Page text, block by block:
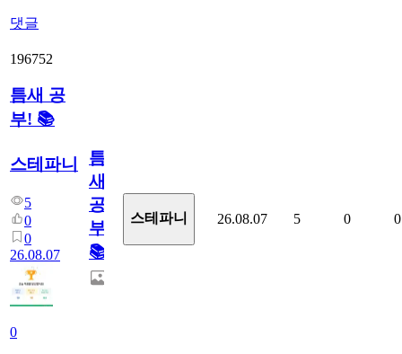
댓글
196752
틈새 공
부! 📚
스테파니
5
0
0
26.08.07
0
틈
새
공
부!
📚
스테파니 26.08.07 5 0 0